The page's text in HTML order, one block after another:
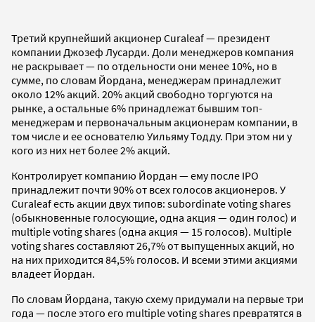
Третий крупнейший акционер Curaleaf — президент
компании Джозеф Лусарди. Доли менеджеров компания
не раскрывает — по отдельности они менее 10%, но в
сумме, по словам Йордана, менеджерам принадлежит
около 12% акций. 20% акций свободно торгуются на
рынке, а остальные 6% принадлежат бывшим топ-
менеджерам и первоначальным акционерам компании, в
том числе и ее основателю Уильяму Тодду. При этом ни у
кого из них нет более 2% акций.
Контролирует компанию Йордан — ему после IPO
принадлежит почти 90% от всех голосов акционеров. У
Curaleaf есть акции двух типов: subordinate voting shares
(обыкновенные голосующие, одна акция — один голос) и
multiple voting shares (одна акция — 15 голосов). Multiple
voting shares составляют 26,7% от выпущенных акций, но
на них приходится 84,5% голосов. И всеми этими акциями
владеет Йордан.
По словам Йордана, такую схему придумали на первые три
года — после этого его multiple voting shares превратятся в